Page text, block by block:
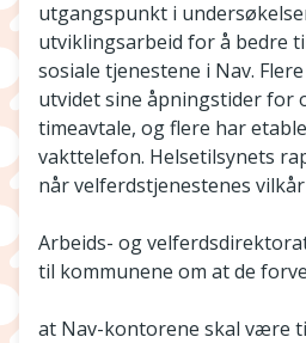
utgangspunkt i
utviklingsarbeid for å bedre
sosiale tjenestene i Nav.
utvidet sine åpningstider for
timeavtale, og flere har
vakttelefon. Helsetilsynets
når velferdstjenestenes
Arbeids- og
til kommunene om at de
at Nav-kontorene skal være